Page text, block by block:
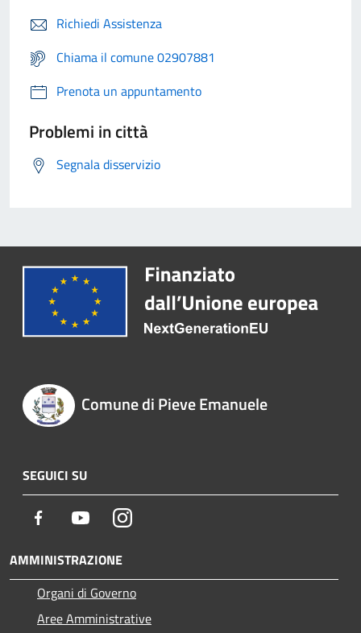
Richiedi Assistenza
Chiama il comune 02907881
Prenota un appuntamento
Problemi in città
Segnala disservizio
Comune di Pieve Emanuele
SEGUICI SU
Facebook YoutubeInstagram
AMMINISTRAZIONE
Organi di Governo
Aree Amministrative